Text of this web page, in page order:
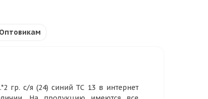
Оптовикам
гр. с/я (24) синий ТС 13 в интернет